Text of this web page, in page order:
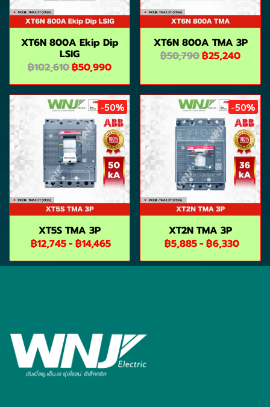
XT6N 800A Ekip Dip
LSIG
฿102,610฿50,990
XT6N 800A TMA 3P
฿50,790฿25,240
-50%
XT5S TMA 3P
฿12,745-฿14,465
-50%
XT2N TMA 3P
฿5,885-฿6,330